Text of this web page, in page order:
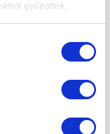
gyűjtöttek.